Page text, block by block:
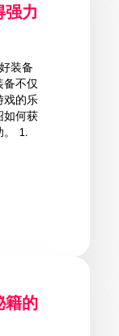
力
装备
不仅
戏的乐
如何获
。 1.
籍的